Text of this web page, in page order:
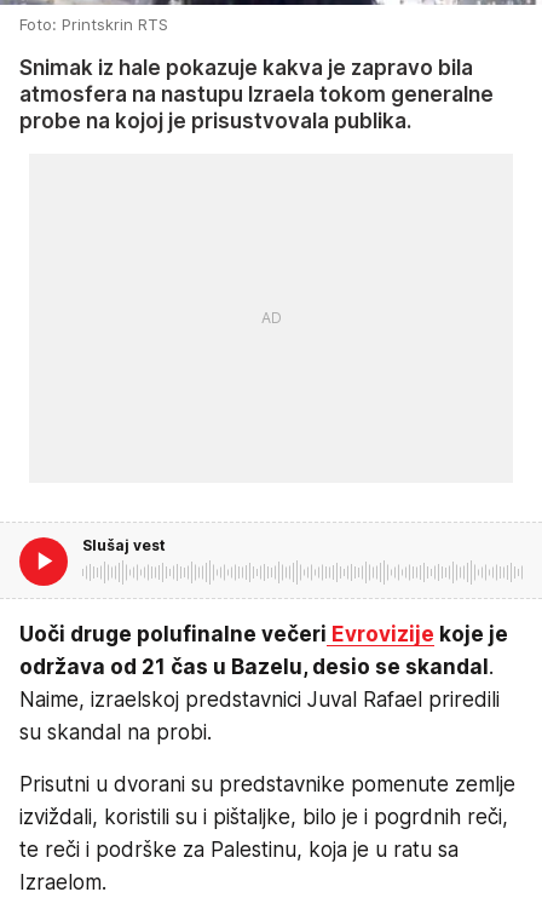
Foto: Printskrin RTS
Snimak iz hale pokazuje kakva je zapravo bila
atmosfera na nastupu Izraela tokom generalne
probe na kojoj je prisustvovala publika.
Slušaj vest
Uoči druge polufinalne večeri Evrovizije koje je
održava od 21 čas u Bazelu, desio se skandal.
Naime, izraelskoj predstavnici Juval Rafael priredili
su skandal na probi.
Prisutni u dvorani su predstavnike pomenute zemlje
izviždali, koristili su i pištaljke, bilo je i pogrdnih reči,
te reči i podrške za Palestinu, koja je u ratu sa
Izraelom.